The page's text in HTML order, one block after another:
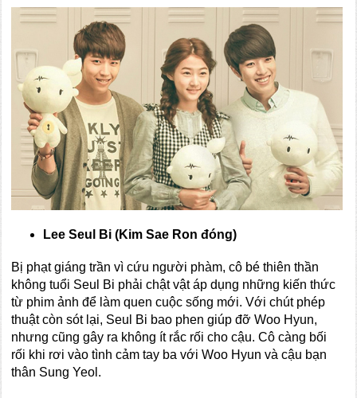
Lee Seul Bi (Kim Sae Ron đóng)
Bị phạt giáng trần vì cứu người phàm, cô bé thiên thần
không tuổi Seul Bi phải chật vật áp dụng những kiến thức
từ phim ảnh để làm quen cuộc sống mới. Với chút phép
thuật còn sót lại, Seul Bi bao phen giúp đỡ Woo Hyun,
nhưng cũng gây ra không ít rắc rối cho cậu. Cô càng bối
rối khi rơi vào tình cảm tay ba với Woo Hyun và cậu bạn
thân Sung Yeol.